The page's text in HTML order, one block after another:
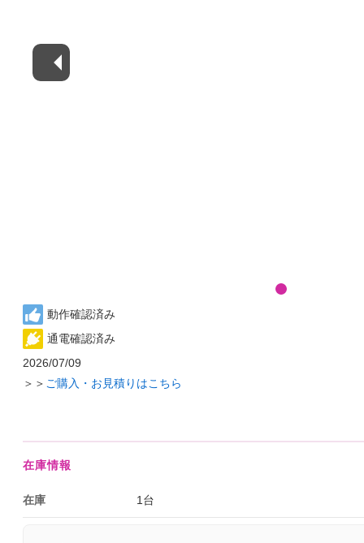
動作確認済み
通電確認済み
2026/07/09
＞＞ ご購入・お見積りはこちら
在庫情報
在庫 1台